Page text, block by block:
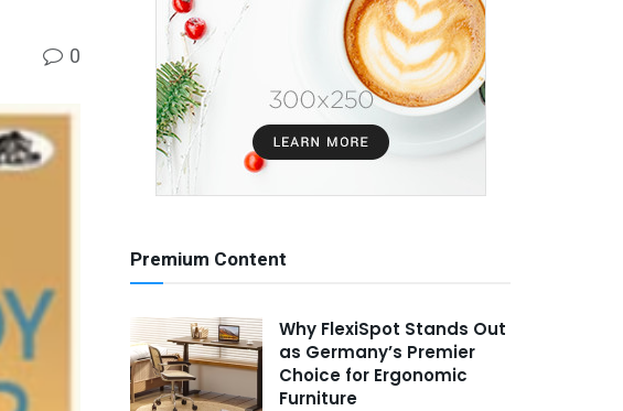
0
Premium Content
Why FlexiSpot Stands Out
as Germany’s Premier
Choice for Ergonomic
Furniture